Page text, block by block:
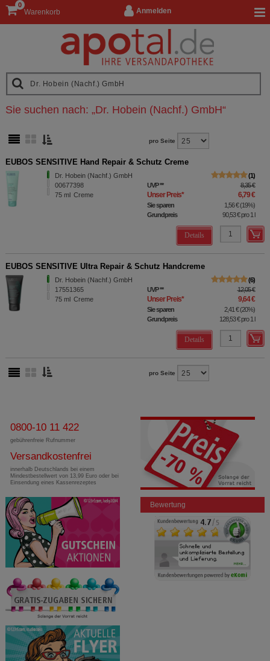
Anmelden
Warenkorb
0
Sie suchen nach: „Dr. Hobein (Nachf.) GmbH“
pro Seite
EUBOS SENSITIVE Hand Repair & Schutz Creme
Dr. Hobein (Nachf.) GmbH
00677398
75 ml Creme
1
UVP** 8,35 €
Unser Preis* 6,79 €
Sie sparen 1,56 €(19%)
Grundpreis
90,53 €pro 1 l
Details
EUBOS SENSITIVE Ultra Repair & Schutz Handcreme
Dr. Hobein (Nachf.) GmbH
17551365
75 ml Creme
6
UVP** 12,05 €
Unser Preis* 9,64 €
Sie sparen 2,41 €(20%)
Grundpreis
128,53 €pro 1 l
Details
pro Seite
0800-10 11 422
gebührenfreie Rufnummer
Versandkostenfrei
innerhalb Deutschlands bei einem
Mindestbestellwert von 13,99 Euro oder bei
Einsendung eines Kassenrezeptes
Bewertung